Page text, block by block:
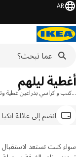
AR
و كراسي بذراعينأغطية
انضم إلى عائلة ايكيا
ليلهم
كنت تستعد لاستقبال